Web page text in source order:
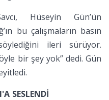
Hüseyin Gün’ün
bu çalışmaların basın
ileri sürüyor.
bir şey yok” dedi. Gün
SESLENDİ